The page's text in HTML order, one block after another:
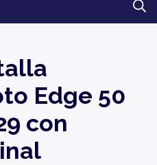
Edge 50
con